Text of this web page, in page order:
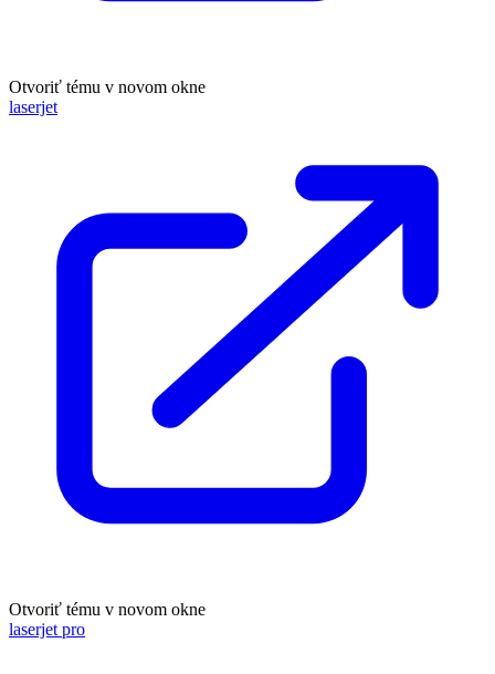
Otvoriť tému v novom okne
laserjet
Otvoriť tému v novom okne
laserjet pro